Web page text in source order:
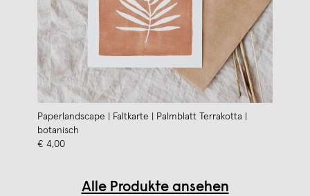
Paperlandscape | Faltkarte | Palmblatt Terrakotta |
botanisch
€ 4,00
Alle Produkte ansehen